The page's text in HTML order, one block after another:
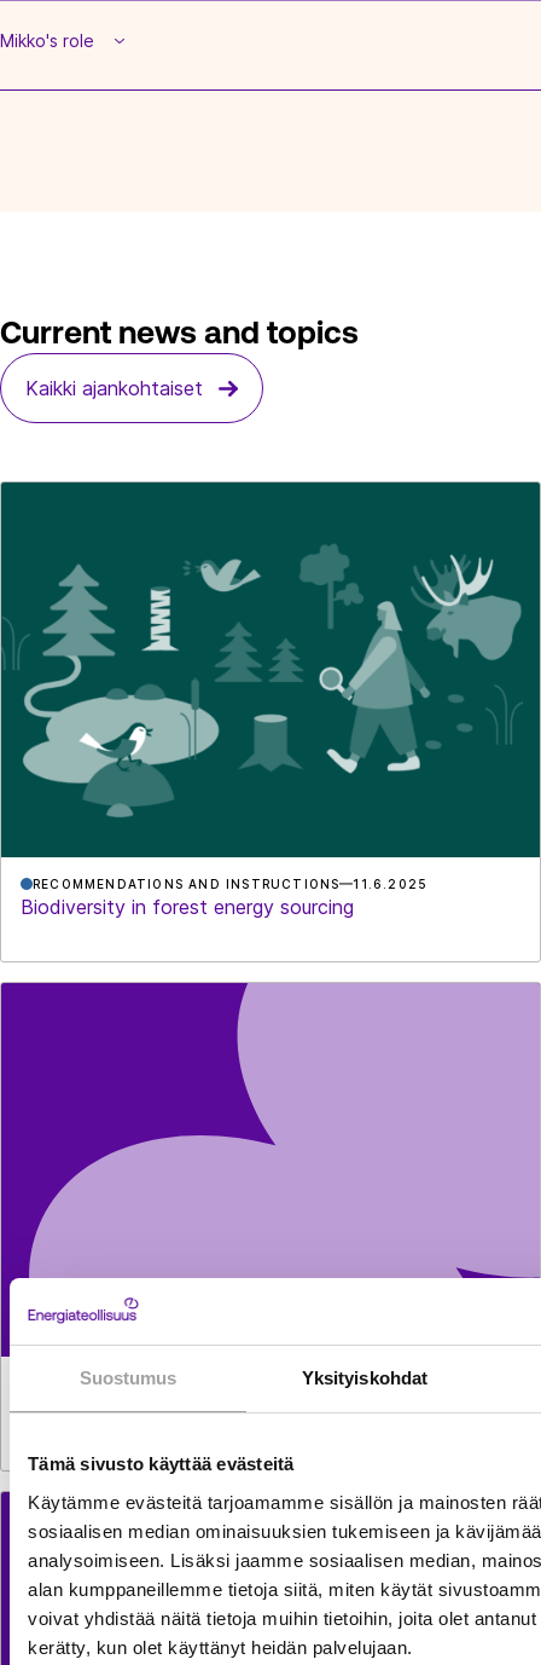
Suostumus Yksityiskohdat
Tämä sivusto käyttää evästeitä
Käytämme evästeitä tarjoamamme sisällön ja mainosten
sosiaalisen median ominaisuuksien tukemiseen ja
analysoimiseen. Lisäksi jaamme sosiaalisen median,
alan kumppaneillemme tietoja siitä, miten käytät
voivat yhdistää näitä tietoja muihin tietoihin, joita olet
kerätty, kun olet käyttänyt heidän palvelujaan.
Mikko's role
Current news and topics
Kaikki ajankohtaiset
RECOMMENDATIONS AND INSTRUCTIONS 11.6.2025
Biodiversity in forest energy sourcing
Monthly Electricity Statistics